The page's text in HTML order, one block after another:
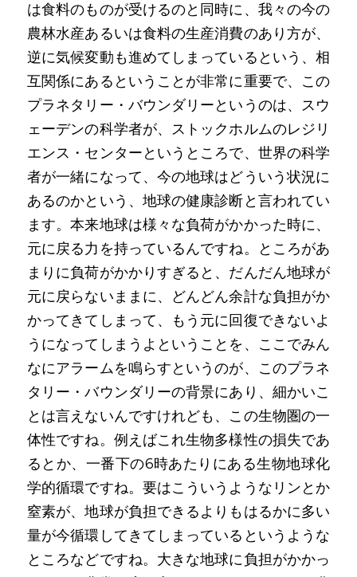
は食料のものが受けるのと同時に、我々の今の
農林水産あるいは食料の生産消費のあり方が、
逆に気候変動も進めてしまっているという、相
互関係にあるということが非常に重要で、この
プラネタリー・バウンダリーというのは、スウ
ェーデンの科学者が、ストックホルムのレジリ
エンス・センターというところで、世界の科学
者が一緒になって、今の地球はどういう状況に
あるのかという、地球の健康診断と言われてい
ます。本来地球は様々な負荷がかかった時に、
元に戻る力を持っているんですね。ところがあ
まりに負荷がかかりすぎると、だんだん地球が
元に戻らないままに、どんどん余計な負担がか
かってきてしまって、もう元に回復できないよ
うになってしまうよということを、ここでみん
なにアラームを鳴らすというのが、このプラネ
タリー・バウンダリーの背景にあり、細かいこ
とは言えないんですけれども、この生物圏の一
体性ですね。例えばこれ生物多様性の損失であ
るとか、一番下の6時あたりにある生物地球化
学的循環ですね。要はこういうようなリンとか
窒素が、地球が負担できるよりもはるかに多い
量が今循環してきてしまっているというような
ところなどですね。大きな地球に負担がかかっ